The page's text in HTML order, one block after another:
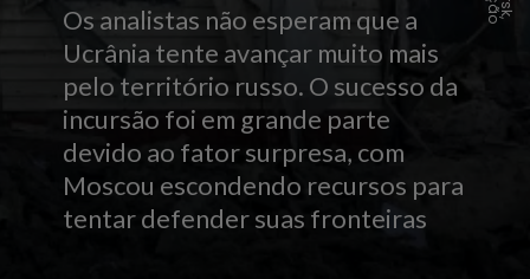
Os analistas não esperam que a
Ucrânia tente avançar muito mais
pelo território russo. O sucesso da
incursão foi em grande parte
devido ao fator surpresa, com
Moscou escondendo recursos para
tentar defender suas fronteiras